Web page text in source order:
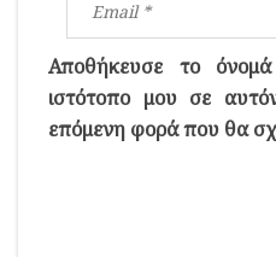
Αποθήκευσε το
ιστότοπο μου σε
επόμενη φορά που θα